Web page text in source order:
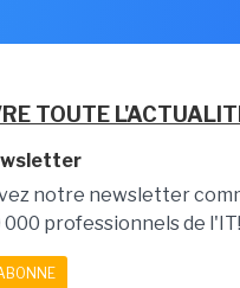
TOUTE
notre newsletter
000 professionnels de l'IT!